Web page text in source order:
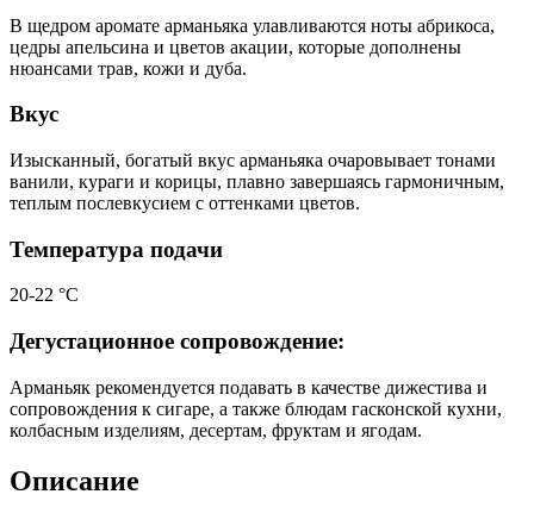
В щедром аромате арманьяка улавливаются ноты абрикоса,
цедры апельсина и цветов акации, которые дополнены
нюансами трав, кожи и дуба.
Вкус
Изысканный, богатый вкус арманьяка очаровывает тонами
ванили, кураги и корицы, плавно завершаясь гармоничным,
теплым послевкусием с оттенками цветов.
Температура подачи
20-22 °С
Дегустационное сопровождение:
Арманьяк рекомендуется подавать в качестве дижестива и
сопровождения к сигаре, а также блюдам гасконской кухни,
колбасным изделиям, десертам, фруктам и ягодам.
Описание